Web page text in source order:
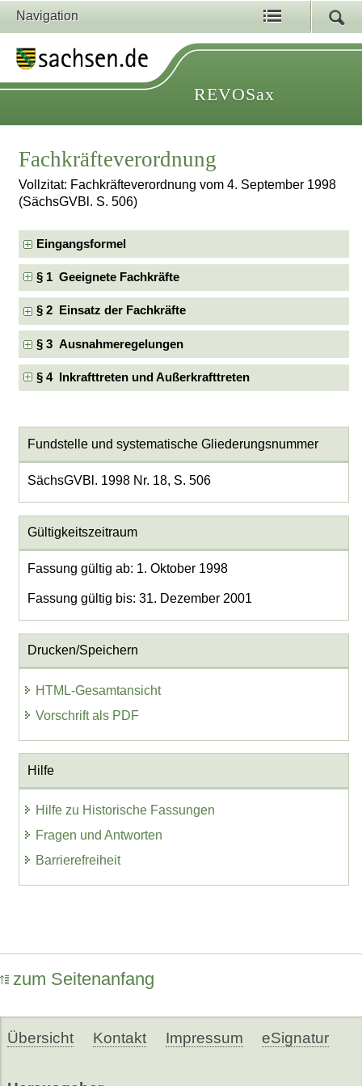
Navigation
REVOSax
Fachkräfteverordnung
Vollzitat: Fachkräfteverordnung vom 4. September 1998
(SächsGVBl. S. 506)
Eingangsformel
§ 1 Geeignete Fachkräfte
§ 2 Einsatz der Fachkräfte
§ 3 Ausnahmeregelungen
§ 4 Inkrafttreten und Außerkrafttreten
Fundstelle und systematische Gliederungsnummer
SächsGVBl. 1998 Nr. 18, S. 506
Gültigkeitszeitraum
Fassung gültig ab: 1. Oktober 1998
Fassung gültig bis: 31. Dezember 2001
Drucken/Speichern
HTML-Gesamtansicht
Vorschrift als PDF
Hilfe
Hilfe zu Historische Fassungen
Fragen und Antworten
Barrierefreiheit
zum Seitenanfang
Übersicht Kontakt Impressum eSignatur